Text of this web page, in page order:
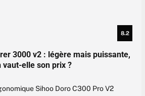
8.2
3000 v2 : légère mais puissante,
elle son prix ?